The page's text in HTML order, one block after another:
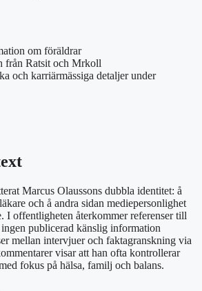
om föräldrar
från Ratsit och Mrkoll
och karriärmässiga detaljer under
Marcus Olaussons dubbla identitet: å
och å andra sidan mediepersonlighet
I offentligheten återkommer referenser till
publicerad känslig information
mellan intervjuer och faktagranskning via
visar att han ofta kontrollerar
fokus på hälsa, familj och balans.